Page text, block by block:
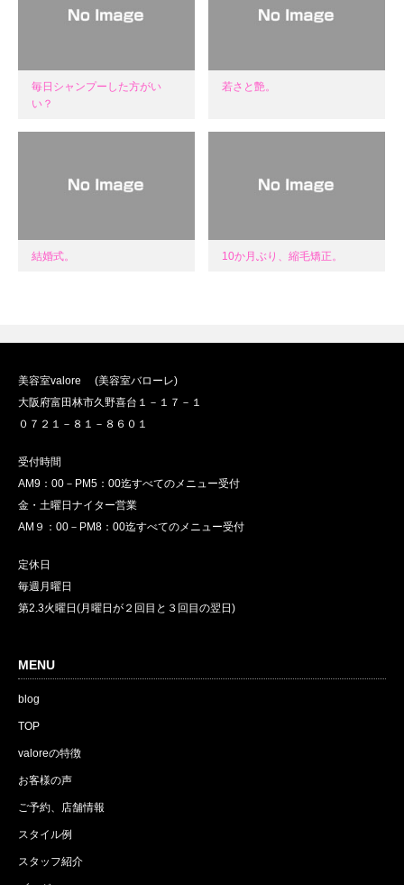
毎日シャンプーした方がい
い？
若さと艶。
結婚式。 10か月ぶり、縮毛矯正。
美容室valore (美容室バローレ)
大阪府富田林市久野喜台１－１７－１
０７２１－８１－８６０１
受付時間
AM9：00－PM5：00迄すべてのメニュー受付
金・土曜日ナイター営業
AM９：00－PM8：00迄すべてのメニュー受付
定休日
毎週月曜日
第2.3火曜日(月曜日が２回目と３回目の翌日)
MENU
blog
TOP
valoreの特徴
お客様の声
ご予約、店舗情報
スタイル例
スタッフ紹介